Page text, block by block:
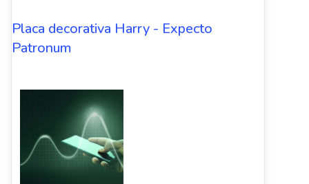
Placa decorativa Harry - Expecto
Patronum